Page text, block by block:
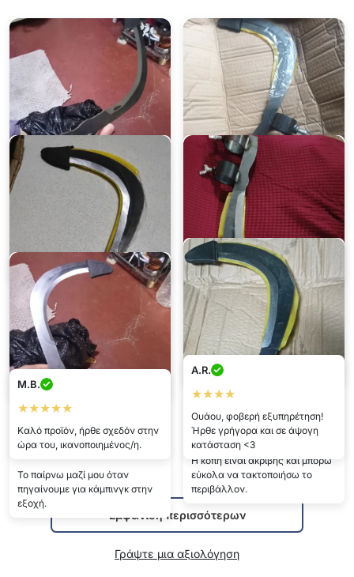
★★★★★
Το χρησιμοποιώ για να
καθαρίζω μονοπάτια στο δάσος.
Λειτουργεί εξαιρετικά.
Κοσμασ
★★★★★
Ιδανικό για κάμπινγκ γιατί δεν
καταλαμβάνει σχεδόν καθόλου
χώρο.
Σταυροσ
★★★★★
Το προσάρμοσα σε μακριά λαβή
και έφτασα εύκολα τα ψηλά
κλαδιά του δέντρου.
Νικολαοσ
★★★★★
Ένα πολύ πρακτικό εργαλείο
για τον κήπο.
Ραφαηλ
★★★★★
Η κοπή είναι ακριβής και μπορώ
εύκολα να τακτοποιήσω το
περιβάλλον.
Πετροσ
★★★★★
Το παίρνω μαζί μου όταν
πηγαίνουμε για κάμπινγκ στην
εξοχή.
A.R.
★★★★
Ουάου, φοβερή εξυπηρέτηση!
Ήρθε γρήγορα και σε άψογη
κατάσταση <3
M.B.
★★★★★
Καλό προϊόν, ήρθε σχεδόν στην
ώρα του, ικανοποιημένος/η.
Εμφάνιση περισσότερων
Γράψτε μια αξιολόγηση